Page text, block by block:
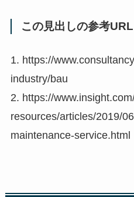
この見出しの参考URL
1. https://
industry/bau
2. https://
resources/articles/2019/
maintenance-service.html